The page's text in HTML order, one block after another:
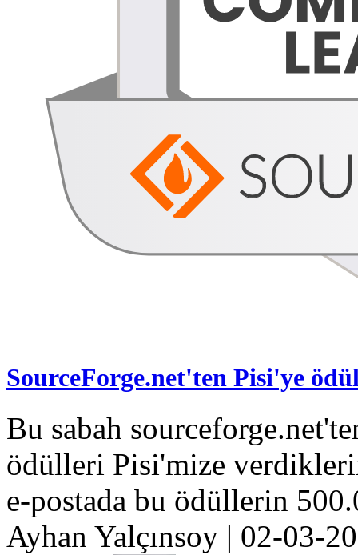
SourceForge.net'ten Pisi'ye
Bu sabah
ödülleri Pisi'mize
e-postada bu ödüllerin
Ayhan Yalçınsoy | 02-03-